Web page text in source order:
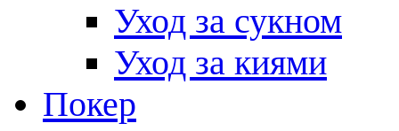
Уход за сукном
Уход за киями
Покер